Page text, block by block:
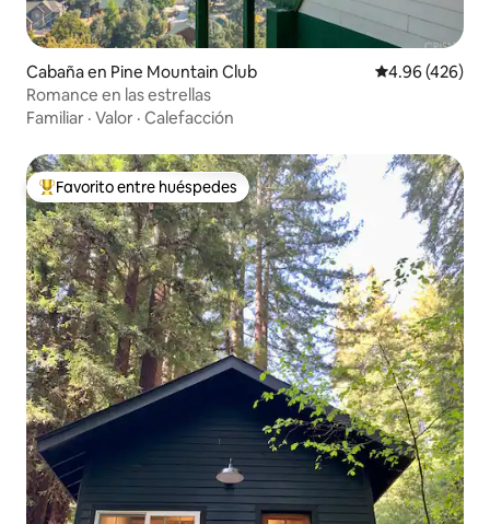
Cabaña en Pine Mountain Club Calificación
4.96 (426)
Romance en las estrellas
Familiar · Valor · Calefacción
De los mejores en Favorito entre huéspedes
Favorito entre huéspedes